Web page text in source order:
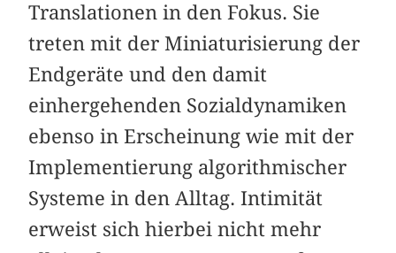
Translationen in den Fokus. Sie
treten mit der Miniaturisierung der
Endgeräte und den damit
einhergehenden Sozialdynamiken
ebenso in Erscheinung wie mit der
Implementierung algorithmischer
Systeme in den Alltag. Intimität
erweist sich hierbei nicht mehr